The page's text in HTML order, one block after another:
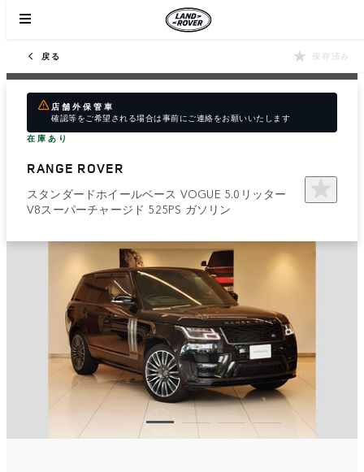
戻る 保存済み
店舗外保管車
確認等をご希望される場合は事前にご連絡をお願いいたします
在庫あり
RANGE ROVER
スタンダードホイールベース VOGUE 5.0リッター
V8スーパーチャージド 525PS ガソリン